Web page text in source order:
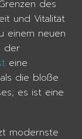
des
und Vitalität
einem neuen
der
eine
die bloße
es ist eine
modernste